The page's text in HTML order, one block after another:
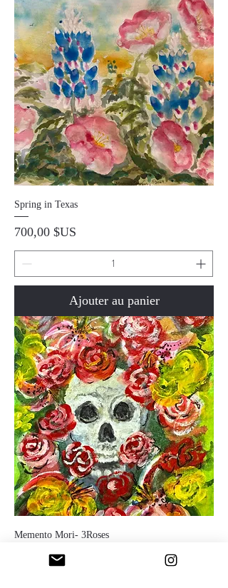
Spring in Texas
Prix
700,00 $US
Ajouter au panier
Memento Mori- 3Roses
200,00 $US